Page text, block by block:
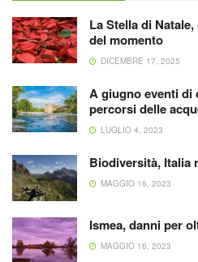
La Stella di
del momento
DICEMBRE 17, 2025
A giugno eventi
percorsi delle
LUGLIO 4, 2023
Biodiversità, Italia
MAGGIO 16, 2023
Ismea, danni per
MAGGIO 16, 2023